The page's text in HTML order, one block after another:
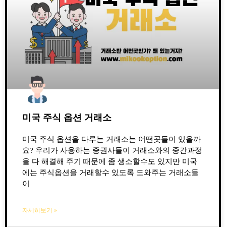
미국 주식 옵션 거래소
미국 주식 옵션을 다루는 거래소는 어떤곳들이 있을까
요? 우리가 사용하는 증권사들이 거래소와의 중간과정
을 다 해결해 주기 때문에 좀 생소할수도 있지만 미국
에는 주식옵션을 거래할수 있도록 도와주는 거래소들
이
자세히보기 »